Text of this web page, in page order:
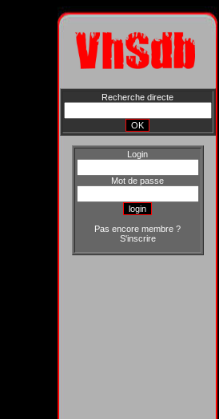
Recherche directe
Login
Mot de passe
Pas encore membre ?
S'inscrire